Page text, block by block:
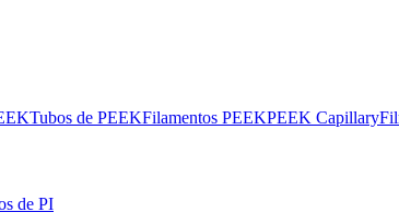
Tubos de PEEKFilamentos PEEKPEEK Capillary
de PI